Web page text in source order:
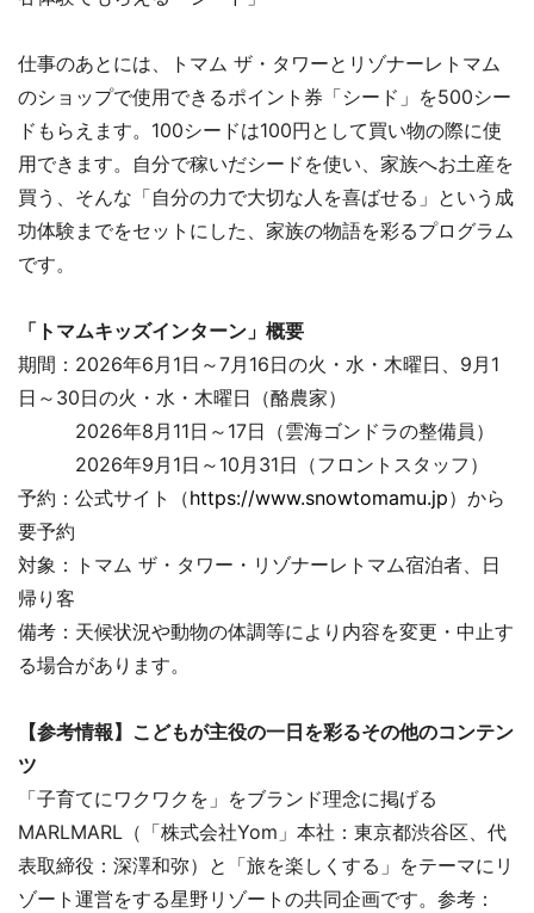
仕事のあとには、トマム ザ・タワーとリゾナーレトマム
のショップで使用できるポイント券「シード」を500シー
ドもらえます。100シードは100円として買い物の際に使
用できます。自分で稼いだシードを使い、家族へお土産を
買う、そんな「自分の力で大切な人を喜ばせる」という成
功体験までをセットにした、家族の物語を彩るプログラム
です。
「トマムキッズインターン」概要
期間：2026年6月1日～7月16日の火・水・木曜日、9月1
日～30日の火・水・木曜日（酪農家）
2026年8月11日～17日（雲海ゴンドラの整備員）
2026年9月1日～10月31日（フロントスタッフ）
予約：公式サイト（https://www.snowtomamu.jp）から
要予約
対象：トマム ザ・タワー・リゾナーレトマム宿泊者、日
帰り客
備考：天候状況や動物の体調等により内容を変更・中止す
る場合があります。
【参考情報】こどもが主役の一日を彩るその他のコンテン
ツ
「子育てにワクワクを」をブランド理念に掲げる
MARLMARL（「株式会社Yom」本社：東京都渋谷区、代
表取締役：深澤和弥）と「旅を楽しくする」をテーマにリ
ゾート運営をする星野リゾートの共同企画です。参考：